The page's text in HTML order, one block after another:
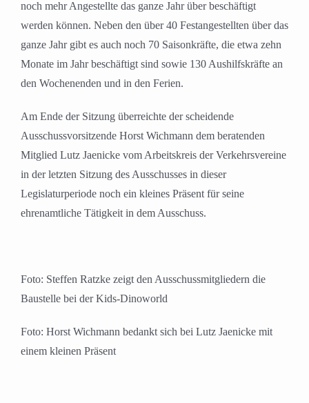
noch mehr Angestellte das ganze Jahr über beschäftigt
werden können. Neben den über 40 Festangestellten über das
ganze Jahr gibt es auch noch 70 Saisonkräfte, die etwa zehn
Monate im Jahr beschäftigt sind sowie 130 Aushilfskräfte an
den Wochenenden und in den Ferien.
Am Ende der Sitzung überreichte der scheidende
Ausschussvorsitzende Horst Wichmann dem beratenden
Mitglied Lutz Jaenicke vom Arbeitskreis der Verkehrsvereine
in der letzten Sitzung des Ausschusses in dieser
Legislaturperiode noch ein kleines Präsent für seine
ehrenamtliche Tätigkeit in dem Ausschuss.
Foto: Steffen Ratzke zeigt den Ausschussmitgliedern die
Baustelle bei der Kids-Dinoworld
Foto: Horst Wichmann bedankt sich bei Lutz Jaenicke mit
einem kleinen Präsent